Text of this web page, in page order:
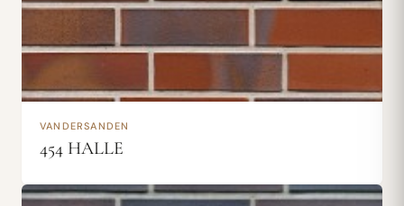
VANDERSANDEN
454 HALLE